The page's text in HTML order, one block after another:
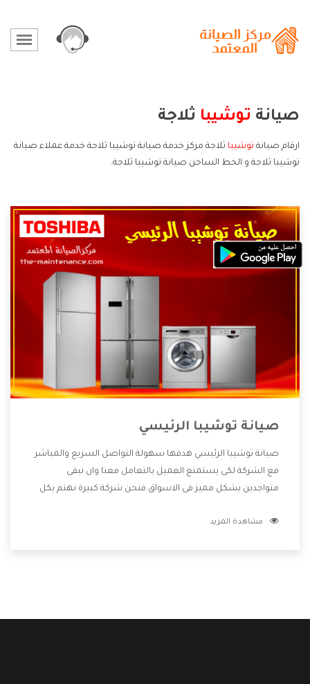
صيانة توشيبا ثلاجة
ارقام صيانة توشيبا ثلاجة مركز خدمة صيانة توشيبا ثلاجة خدمة عملاء صيانة
توشيبا ثلاجة و الخط الساخن صيانة توشيبا ثلاجة.
صيانة توشيبا الرئيسي
صيانة توشيبا الرئيسي هدفها سهولة التواصل السريع والمباشر
مع الشركة لكى يستمتع العميل بالتعامل معنا وان نبقى
متواجدين بشكل مميز فى الاسواق فنحن شركة كبيرة نهتم بكل
الشركة بها والتى تكون منها خدمة الصيانة التى تكون من أهم
مشاهدة المزيد